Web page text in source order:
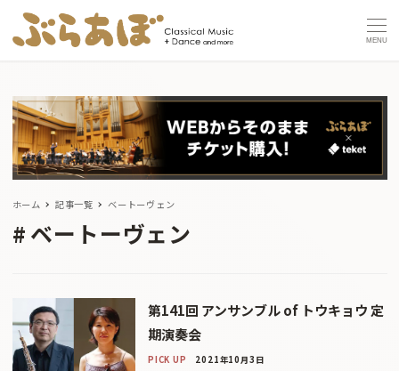
MENU
ホーム 記事一覧 ベートーヴェン
ベートーヴェン
第141回 アンサンブル of トウキョウ 定
期演奏会
PICK UP 2021年10月3日